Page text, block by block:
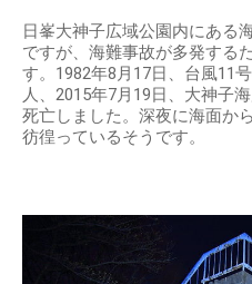
日峯大神子広域公園内にある
ですが、海難事故が多発する
す。1982年8月17日、台風11
人、2015年7月19日、大神子
死亡しました。深夜に海面か
彷徨っているそうです。